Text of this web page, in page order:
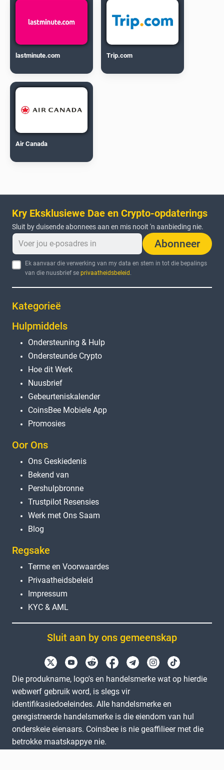
lastminute.com Trip.com
Air Canada
Kry Eksklusiewe Dae en Crypto-opdaterings
Sluit by duisende abonnees aan en mis nooit 'n aanbieding nie.
Abonneer
Ek aanvaar die verwerking van my data en stem in tot die bepalings
van die nuusbrief seprivaatheidsbeleid.
Kategorieë
Hulpmiddels
Ondersteuning & Hulp
Ondersteunde Crypto
Hoe dit Werk
Nuusbrief
Gebeurteniskalender
CoinsBee Mobiele App
Promosies
Oor Ons
Ons Geskiedenis
Bekend van
Pershulpbronne
Trustpilot Resensies
Werk met Ons Saam
Blog
Regsake
Terme en Voorwaardes
Privaatheidsbeleid
Impressum
KYC & AML
Sluit aan by ons gemeenskap
Die produkname, logo's en handelsmerke wat op hierdie
webwerf gebruik word, is slegs vir
identifikasiedoeleindes. Alle handelsmerke en
geregistreerde handelsmerke is die eiendom van hul
onderskeie eienaars. Coinsbee is nie geaffilieer met die
betrokke maatskappye nie.